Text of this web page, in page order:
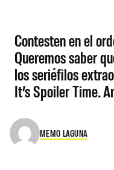
Contesten en el
Queremos saber
los seriéfilos
It’s Spoiler Time.
MEMO LAGUNA